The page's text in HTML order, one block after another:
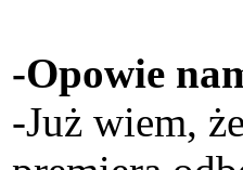
-Opowie
-Już wiem,